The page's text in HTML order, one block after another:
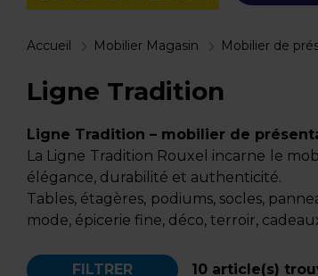
Accueil Mobilier Magasin Mobilier de
Ligne Tradition
Ligne Tradition – mobilier de
La Ligne Tradition Rouxel incarne le
élégance, durabilité et authenticité.
Tables, étagères, podiums, socles,
mode, épicerie fine, déco, terroir,
FILTRER 10 article(s)